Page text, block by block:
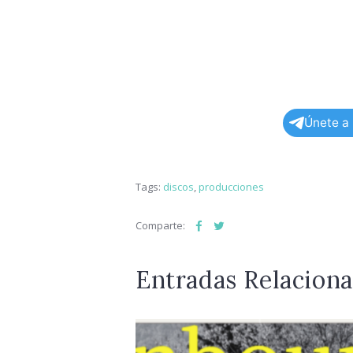
Únete a
Tags: discos,producciones
Comparte:
Entradas